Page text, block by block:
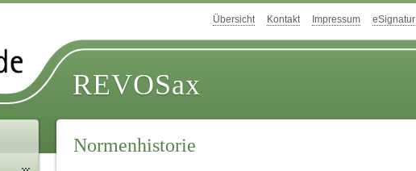
Übersicht Kontakt Impressum eSignatur
REVOSax
Normenhistorie